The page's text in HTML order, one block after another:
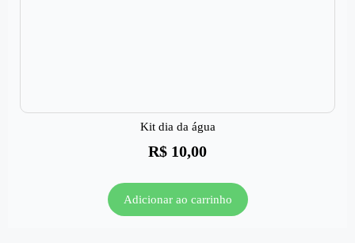
Kit dia da água
R$ 10,00
Adicionar ao carrinho